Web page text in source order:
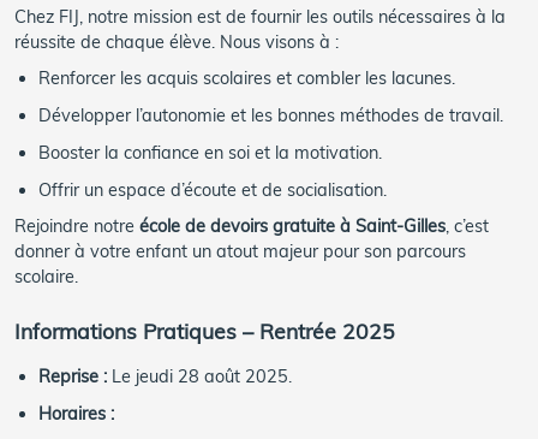
Chez FIJ, notre mission est de fournir les outils nécessaires à la
réussite de chaque élève. Nous visons à :
Renforcer les acquis scolaires et combler les lacunes.
Développer l’autonomie et les bonnes méthodes de travail.
Booster la confiance en soi et la motivation.
Offrir un espace d’écoute et de socialisation.
Rejoindre notre école de devoirs gratuite à Saint-Gilles, c’est
donner à votre enfant un atout majeur pour son parcours
scolaire.
Informations Pratiques – Rentrée 2025
Reprise : Le jeudi 28 août 2025.
Horaires :